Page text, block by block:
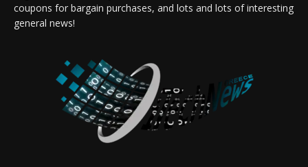
coupons for bargain purchases, and lots and lots of interesting
general news!